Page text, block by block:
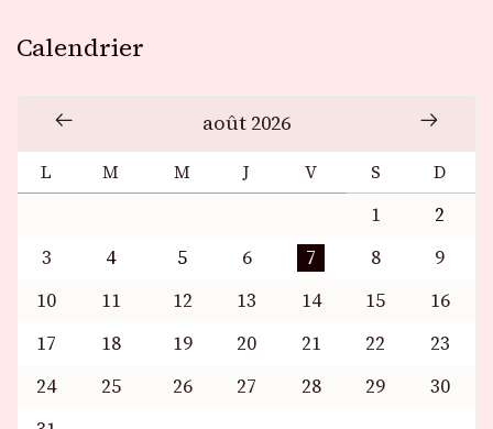
Calendrier
août 2026
L M M J V S D
1
2
3
4 5 6 7 8
9
10
11 12 13 14 15
16
17
18 19 20 21 22
23
24
25 26 27 28 29
30